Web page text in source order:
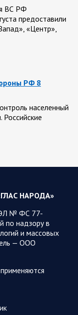
ВС РФ
предоставили
«Центр»,
РФ 8
населенный
Российские
насчитал
15 субъектами
Липецкой,
НАРОДА»
№ ФС 77-
по надзору в
и массовых
— ООО